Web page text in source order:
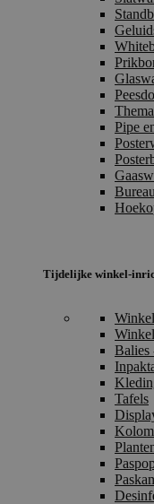
Pipe
Tijdelijke winkel-
Balies
Tafels